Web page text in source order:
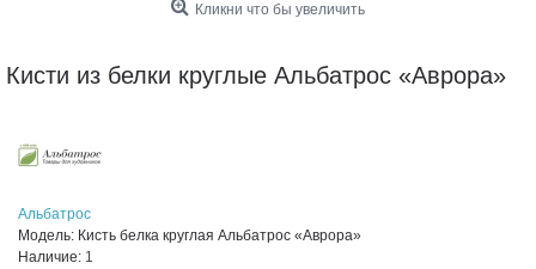
Кликни что бы увеличить
Кисти из белки круглые Альбатрос «Аврора»
Альбатрос
Модель: Кисть белка круглая Альбатрос «Аврора»
Наличие: 1